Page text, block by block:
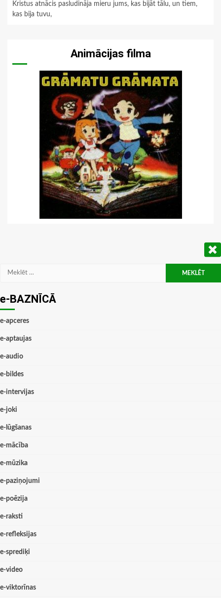
Kristus atnācis pasludināja mieru jums, kas bijāt tālu, un tiem,
kas bija tuvu,
Animācijas filma
Meklēt:
e-BAZNĪCĀ
e-apceres
e-aptaujas
e-audio
e-bildes
e-intervijas
e-joki
e-lūgšanas
e-mācība
e-mūzika
e-paziņojumi
e-poēzija
e-raksti
e-refleksijas
e-sprediķi
e-video
e-viktorīnas